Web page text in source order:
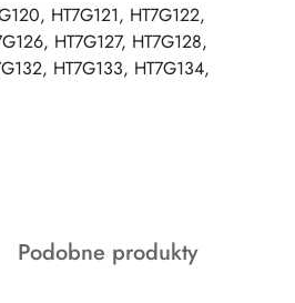
HT7G121, HT7G122,
HT7G127, HT7G128,
HT7G133, HT7G134,
Produkty
Podobne produkty